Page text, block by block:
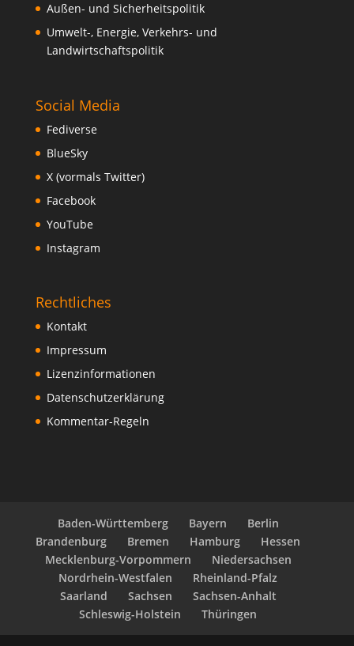
Außen- und Sicherheitspolitik
Umwelt-, Energie, Verkehrs- und
Landwirtschaftspolitik
Social Media
Fediverse
BlueSky
X (vormals Twitter)
Facebook
YouTube
Instagram
Rechtliches
Kontakt
Impressum
Lizenzinformationen
Datenschutzerklärung
Kommentar-Regeln
Baden-Württemberg Bayern
Berlin
Brandenburg
Bremen Hamburg
Hessen
Mecklenburg-Vorpommern
Niedersachsen
Nordrhein-Westfalen
Rheinland-Pfalz
Saarland
Sachsen
Sachsen-Anhalt
Schleswig-Holstein
Thüringen